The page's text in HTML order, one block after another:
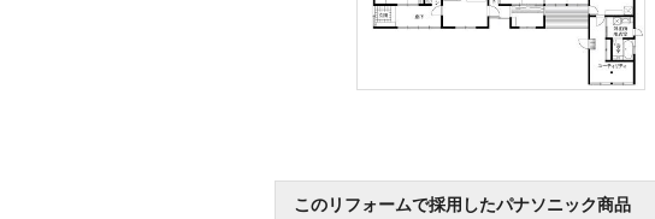
このリフォームで採用したパナソニック商品